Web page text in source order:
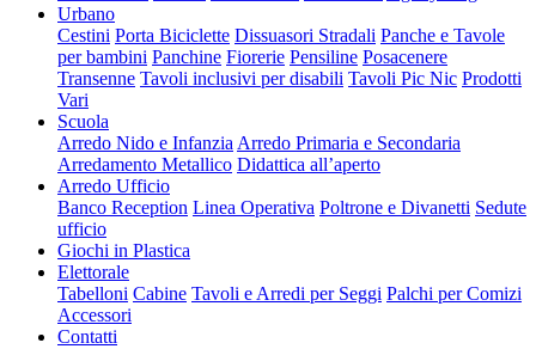
Urbano
Cestini Porta Biciclette Dissuasori Stradali Panche e Tavole
per bambini Panchine Fiorerie Pensiline Posacenere
Transenne Tavoli inclusivi per disabili Tavoli Pic Nic Prodotti
Vari
Scuola
Arredo Nido e Infanzia Arredo Primaria e Secondaria
Arredamento Metallico Didattica all’aperto
Arredo Ufficio
Banco Reception Linea Operativa Poltrone e Divanetti Sedute
ufficio
Giochi in Plastica
Elettorale
Tabelloni Cabine Tavoli e Arredi per Seggi Palchi per Comizi
Accessori
Contatti